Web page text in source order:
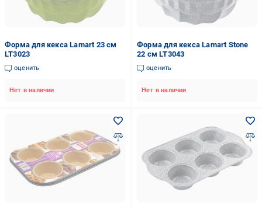
Форма для кекса Lamart 23 см
LT3023
оценить
Нет в наличии
Форма для кекса Lamart Stone
22 см LT3043
оценить
Нет в наличии